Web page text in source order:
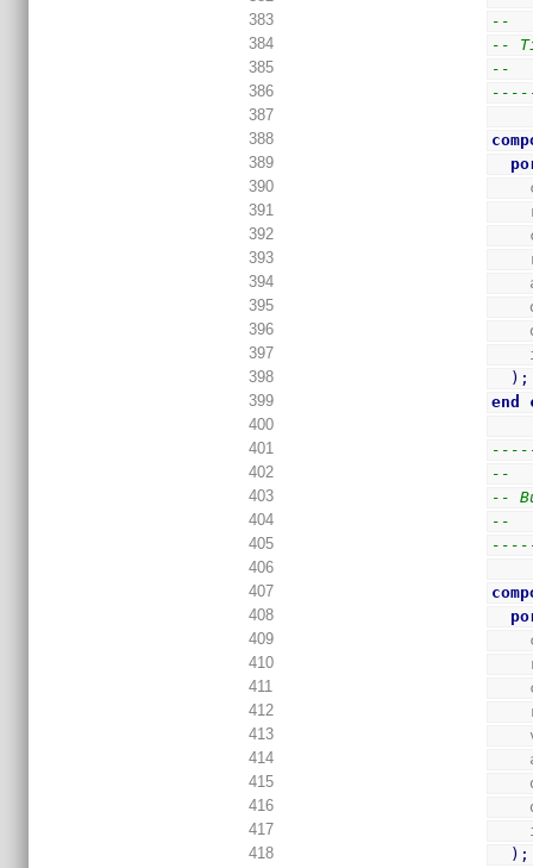
383
--
384
--
385
--
386
387
388
389
390
391
392
393
394
395
396
397
398
) ;
399
end
400
401
402
--
403
--
404
--
405
406
407
408
409
410
411
412
413
414
415
416
417
418
) ;